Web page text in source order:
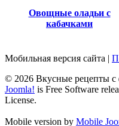
Овощные оладьи с
кабачками
Мобильная версия сайта |
© 2026 Вкусные рецепты с
Joomla! is Free Software
License.
Mobile version by Mobile